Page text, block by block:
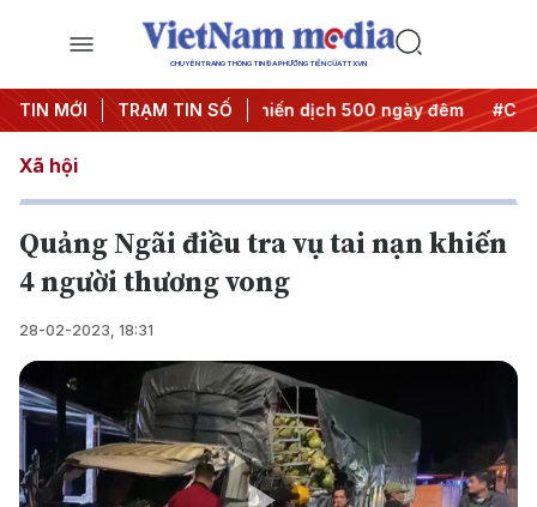
CHUYÊN TRANG THÔNG TIN ĐA PHƯƠNG TIỆN CỦA TTXVN
TIN MỚI TRẠM TIN SỐ
hành động #Chiến dịch 500 ngày đêm #Chống khai
Xã hội
Quảng Ngãi điều tra vụ tai nạn khiến
4 người thương vong
28-02-2023, 18:31